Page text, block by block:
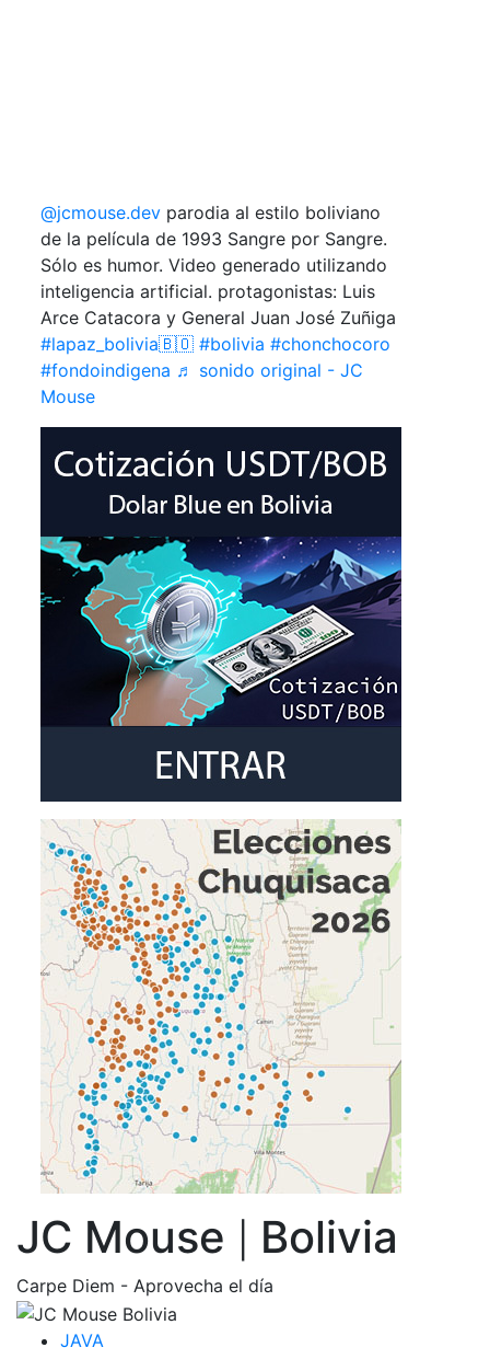
@jcmouse.dev parodia al estilo boliviano
de la película de 1993 Sangre por Sangre.
Sólo es humor. Video generado utilizando
inteligencia artificial. protagonistas: Luis
Arce Catacora y General Juan José Zuñiga
#lapaz_bolivia🇧🇴 #bolivia #chonchocoro
#fondoindigena ♬ sonido original - JC
Mouse
JC Mouse Bolivia
Carpe Diem - Aprovecha el día
JAVA